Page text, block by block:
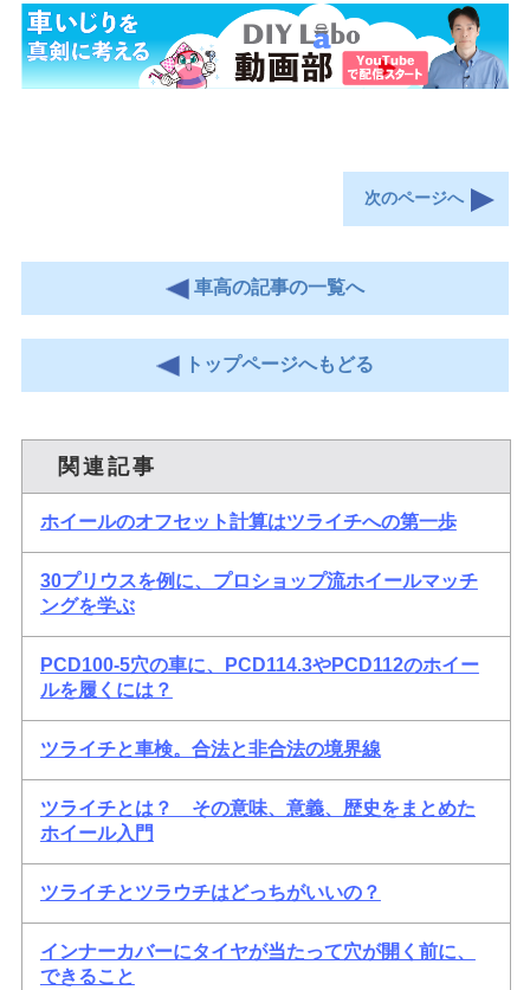
次のページへ
車高の記事の一覧へ
トップページへもどる
関連記事
ホイールのオフセット計算はツライチへの第一歩
30プリウスを例に、プロショップ流ホイールマッチ
ングを学ぶ
PCD100-5穴の車に、PCD114.3やPCD112のホイー
ルを履くには？
ツライチと車検。合法と非合法の境界線
ツライチとは？ その意味、意義、歴史をまとめた
ホイール入門
ツライチとツラウチはどっちがいいの？
インナーカバーにタイヤが当たって穴が開く前に、
できること